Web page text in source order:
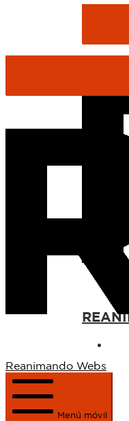
Reanimando Webs
Menú móvil